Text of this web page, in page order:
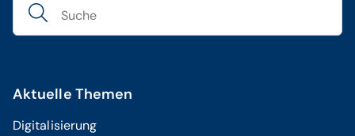
Aktuelle Themen
Digitalisierung